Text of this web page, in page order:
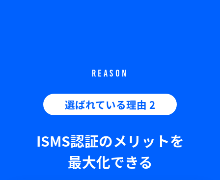
REASON
選ばれている理由 2
ISMS認証のメリットを
最大化できる